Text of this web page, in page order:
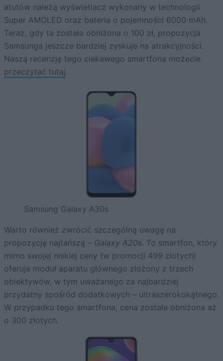
atutów należą wyświetlacz wykonany w technologii
Super AMOLED oraz bateria o pojemności 6000 mAh.
Teraz, gdy ta została obniżona o 100 zł, propozycja
Samsunga jeszcze bardziej zyskuje na atrakcyjności.
Naszą recenzję tego ciekawego smartfona możecie
przeczytać tutaj.
Samsung Galaxy A30s
Warto również zwrócić szczególną uwagę na
propozycję najtańszą – Galaxy A20s. To smartfon, który
mimo swojej niskiej ceny (w promocji 499 złotych)
oferuje moduł aparatu głównego złożony z trzech
obiektywów, w tym uważanego za najbardziej
przydatny spośród dodatkowych – ultraszerokokątnego.
W przypadku tego smartfona, cena została obniżona aż
o 300 złotych.